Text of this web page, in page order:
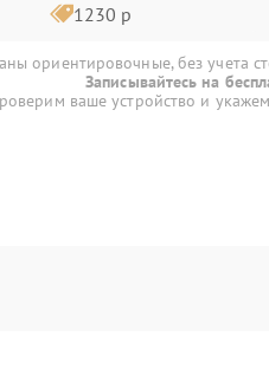
1230 р
ориентировочные, без учета
Записывайтесь на
ваше устройство и